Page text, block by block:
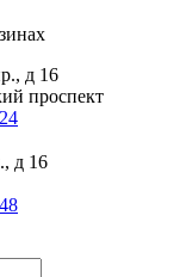
д 16
проспект
д 16